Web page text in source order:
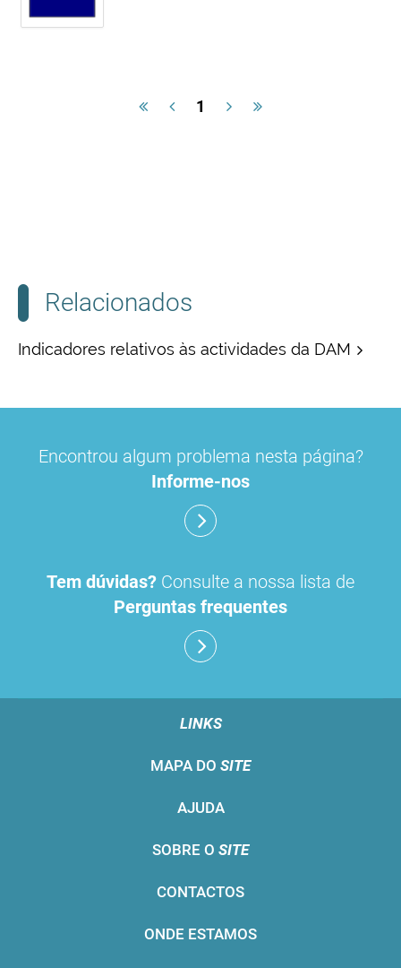
1
Relacionados
Indicadores relativos às actividades da DAM
Encontrou algum problema nesta página?
Informe-nos
Tem dúvidas? Consulte a nossa lista de
Perguntas frequentes
LINKS
MAPA DO SITE
AJUDA
SOBRE O SITE
CONTACTOS
ONDE ESTAMOS